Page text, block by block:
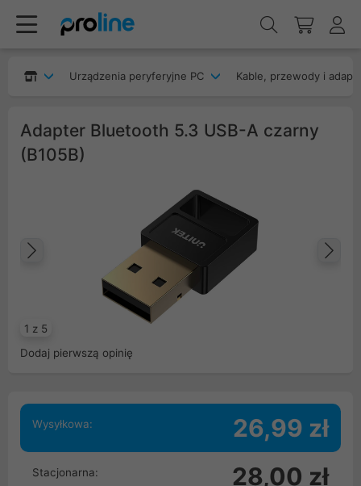
Urządzenia peryferyjne PC Kable, przewody i
Adapter Bluetooth 5.3 USB-A czarny
(B105B)
1 z 5
Poprzedni
Dodaj pierwszą opinię
Wysyłkowa: 26,99 zł
Stacjonarna: 28,00 zł